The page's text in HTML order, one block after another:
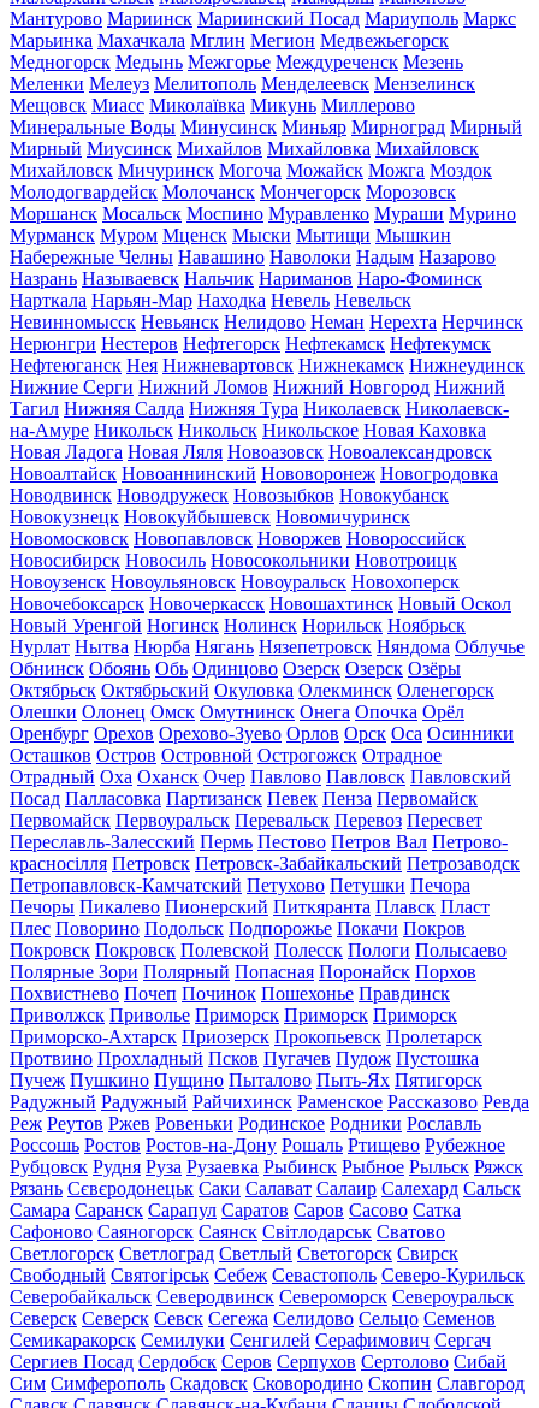
Мантурово Мариинск Мариинский Посад Мариуполь Маркс
Марьинка Махачкала Мглин Мегион Медвежьегорск
Медногорск Медынь Межгорье Междуреченск Мезень
Меленки Мелеуз Мелитополь Менделеевск Мензелинск
Мещовск Миасс Миколаївка Микунь Миллерово
Минеральные Воды Минусинск Миньяр Мирноград Мирный
Мирный Миусинск Михайлов Михайловка Михайловск
Михайловск Мичуринск Могоча Можайск Можга Моздок
Молодогвардейск Молочанск Мончегорск Морозовск
Моршанск Мосальск Моспино Муравленко Мураши Мурино
Мурманск Муром Мценск Мыски Мытищи Мышкин
Набережные Челны Навашино Наволоки Надым Назарово
Назрань Называевск Нальчик Нариманов Наро-Фоминск
Нарткала Нарьян-Мар Находка Невель Невельск
Невинномысск Невьянск Нелидово Неман Нерехта Нерчинск
Нерюнгри Нестеров Нефтегорск Нефтекамск Нефтекумск
Нефтеюганск Нея Нижневартовск Нижнекамск Нижнеудинск
Нижние Серги Нижний Ломов Нижний Новгород Нижний
Тагил Нижняя Салда Нижняя Тура Николаевск Николаевск-
на-Амуре Никольск Никольск Никольское Новая Каховка
Новая Ладога Новая Ляля Новоазовск Новоалександровск
Новоалтайск Новоаннинский Нововоронеж Новогродовка
Новодвинск Новодружеск Новозыбков Новокубанск
Новокузнецк Новокуйбышевск Новомичуринск
Новомосковск Новопавловск Новоржев Новороссийск
Новосибирск Новосиль Новосокольники Новотроицк
Новоузенск Новоульяновск Новоуральск Новохоперск
Новочебоксарск Новочеркасск Новошахтинск Новый Оскол
Новый Уренгой Ногинск Нолинск Норильск Ноябрьск
Нурлат Нытва Нюрба Нягань Нязепетровск Няндома Облучье
Обнинск Обоянь Обь Одинцово Озерск Озерск Озёры
Октябрьск Октябрьский Окуловка Олекминск Оленегорск
Олешки Олонец Омск Омутнинск Онега Опочка Орёл
Оренбург Орехов Орехово-Зуево Орлов Орск Оса Осинники
Осташков Остров Островной Острогожск Отрадное
Отрадный Оха Оханск Очер Павлово Павловск Павловский
Посад Палласовка Партизанск Певек Пенза Первомайск
Первомайск Первоуральск Перевальск Перевоз Пересвет
Переславль-Залесский Пермь Пестово Петров Вал Петрово-
красносілля Петровск Петровск-Забайкальский Петрозаводск
Петропавловск-Камчатский Петухово Петушки Печора
Печоры Пикалево Пионерский Питкяранта Плавск Пласт
Плес Поворино Подольск Подпорожье Покачи Покров
Покровск Покровск Полевской Полесск Пологи Полысаево
Полярные Зори Полярный Попасная Поронайск Порхов
Похвистнево Почеп Починок Пошехонье Правдинск
Приволжск Приволье Приморск Приморск Приморск
Приморско-Ахтарск Приозерск Прокопьевск Пролетарск
Протвино Прохладный Псков Пугачев Пудож Пустошка
Пучеж Пушкино Пущино Пыталово Пыть-Ях Пятигорск
Радужный Радужный Райчихинск Раменское Рассказово Ревда
Реж Реутов Ржев Ровеньки Родинское Родники Рославль
Россошь Ростов Ростов-на-Дону Рошаль Ртищево Рубежное
Рубцовск Рудня Руза Рузаевка Рыбинск Рыбное Рыльск Ряжск
Рязань Сєвєродонецьк Саки Салават Салаир Салехард Сальск
Самара Саранск Сарапул Саратов Саров Сасово Сатка
Сафоново Саяногорск Саянск Світлодарськ Сватово
Светлогорск Светлоград Светлый Светогорск Свирск
Свободный Святогірськ Себеж Севастополь Северо-Курильск
Северобайкальск Северодвинск Североморск Североуральск
Северск Северск Севск Сегежа Селидово Сельцо Семенов
Семикаракорск Семилуки Сенгилей Серафимович Сергач
Сергиев Посад Сердобск Серов Серпухов Сертолово Сибай
Сим Симферополь Скадовск Сковородино Скопин Славгород